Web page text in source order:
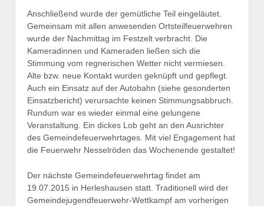
Anschließend wurde der gemütliche Teil eingeläutet.
Gemeinsam mit allen anwesenden Ortsteilfeuerwehren
wurde der Nachmittag im Festzelt verbracht. Die
Kameradinnen und Kameraden ließen sich die
Stimmung vom regnerischen Wetter nicht vermiesen.
Alte bzw. neue Kontakt wurden geknüpft und gepflegt.
Auch ein Einsatz auf der Autobahn (siehe gesonderten
Einsatzbericht) verursachte keinen Stimmungsabbruch.
Rundum war es wieder einmal eine gelungene
Veranstaltung. Ein dickes Lob geht an den Ausrichter
des Gemeindefeuerwehrtages. Mit viel Engagement hat
die Feuerwehr Nesselröden das Wochenende gestaltet!
Der nächste Gemeindefeuerwehrtag findet am
19.07.2015 in Herleshausen statt. Traditionell wird der
Gemeindejugendfeuerwehr-Wettkampf am vorherigen